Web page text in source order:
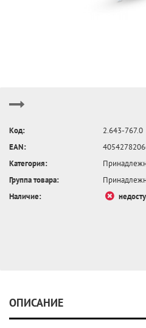
Код:
2.643-767.0
EAN:
Категория:
Группа товара:
Наличие:
ОПИСАНИЕ